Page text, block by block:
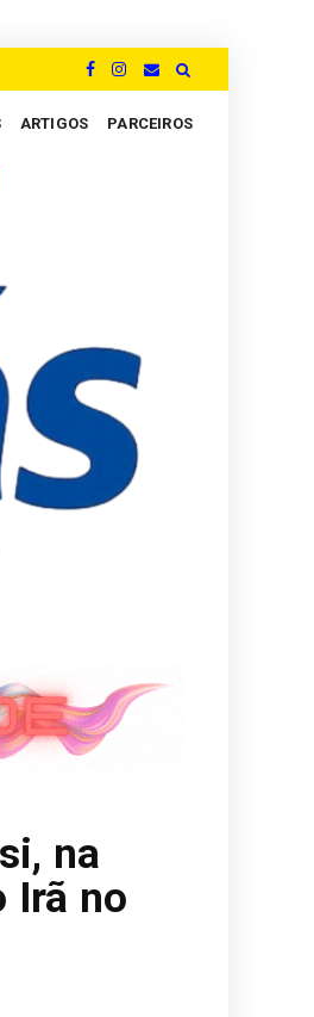
ARTIGOS PARCEIROS
dos Peritos: um grito por justiça e
na
Irã no